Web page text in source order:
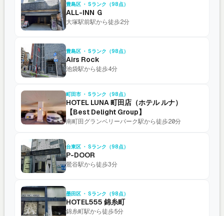
豊島区 ・ Sランク（98点）
ALL-INN Ｇ
大塚駅前駅から徒歩2分
豊島区 ・ Sランク（98点）
Airs Rock
池袋駅から徒歩4分
町田市 ・ Sランク（98点）
HOTEL LUNA 町田店（ホテル ルナ）
【Best Delight Group】
南町田グランベリーパーク駅から徒歩20分
台東区 ・ Sランク（98点）
P-DOOR
鶯谷駅から徒歩3分
墨田区 ・ Sランク（98点）
HOTEL555 錦糸町
錦糸町駅から徒歩5分